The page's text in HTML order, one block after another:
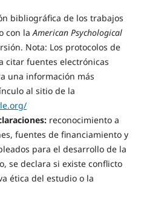
bibliográfica de los trabajos
con laAmerican Psychological
Nota: Los protocolos de
citar fuentes electrónicas
una información más
al sitio de la
reconocimiento a
fuentes de financiamiento y
para el desarrollo de la
se declara si existe conflicto
ética del estudio o la